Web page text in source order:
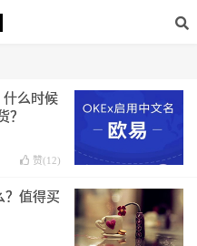
什么时候
？
赞(12)
？值得买